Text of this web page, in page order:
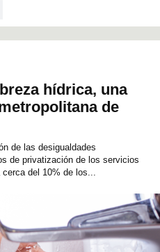
hídrica, una
de
de las desigualdades
de privatización de los servicios
del 10% de los...